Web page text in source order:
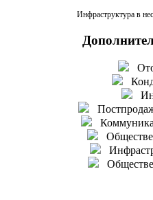
Инфраструктура в